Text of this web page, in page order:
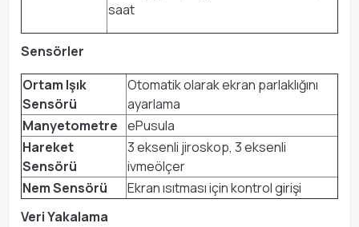
saat
Sensörler
Ortam Işık
Sensörü
Otomatik olarak ekran parlaklığını
ayarlama
Manyetometre ePusula
Hareket
Sensörü
3 eksenli jiroskop, 3 eksenli
ivmeölçer
Nem Sensörü
Ekran ısıtması için kontrol girişi
Veri Yakalama